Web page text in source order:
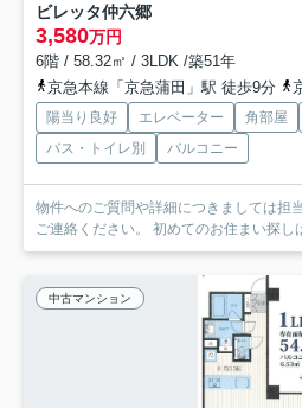
ビレッタ仲六郷
3,580万円
6階 / 58.32㎡ / 3LDK /築51年
京急本線「京急蒲田」駅 徒歩9分
陽当り良好 エレベーター 角部屋
バス・トイレ別
バルコニー
物件へのご質問や詳細につきましては担
ご連絡ください。 初めてのお住
中古マンション